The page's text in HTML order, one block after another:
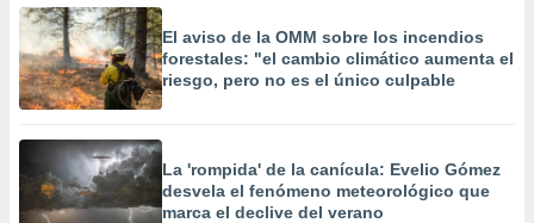
El aviso de la OMM sobre los incendios
forestales: "el cambio climático aumenta el
riesgo, pero no es el único culpable
La 'rompida' de la canícula: Evelio Gómez
desvela el fenómeno meteorológico que
marca el declive del verano